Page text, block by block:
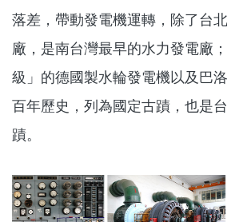
落差，帶動發電機運轉，除了台
廠，是南台灣最早的水力發電廠
級」的德國製水輪發電機以及巴
百年歷史，列為國定古蹟，也是
蹟。